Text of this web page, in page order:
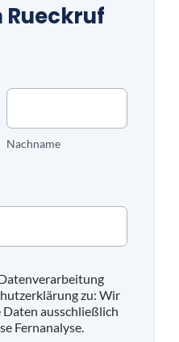
Rueckruf
Nachname
zu: Wir
ausschließlich
Fernanalyse.